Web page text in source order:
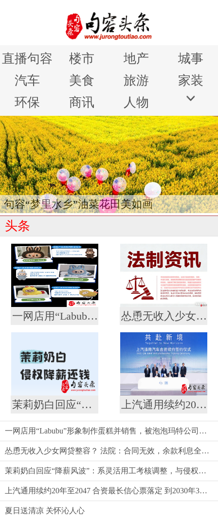
直播句容 楼市 地产
城事
汽车
美食 旅游
家装
环保
商讯 人物
江苏句容赤山湖国家湿地公园授牌仪式
头条
一网店用“Labubu”形象制作蛋糕并销售，被泡泡玛特公司起诉 怂恿无收入少女网贷整容？ 法院：合同无效，余款利息全由商家担！
茉莉奶白回应“降薪风波”：系灵活用工考核调整，与侵权案无关 上汽通用续约20年至2047 合资最长信心票落定 到2030年30款新能源奔涌而来
一网店用“Labubu”形象制作蛋糕并销售，被泡泡玛特公司起诉
怂恿无收入少女网贷整容？ 法院：合同无效，余款利息全由商家担！
茉莉奶白回应“降薪风波”：系灵活用工考核调整，与侵权案无关
上汽通用续约20年至2047 合资最长信心票落定 到2030年30款新能源奔涌而来
夏日送清凉 关怀沁人心